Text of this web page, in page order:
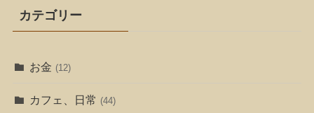
カテゴリー
お金 (12)
カフェ、日常 (44)